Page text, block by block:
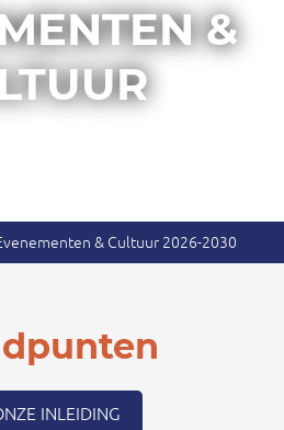
&
& Cultuur 2026-2030
INLEIDING